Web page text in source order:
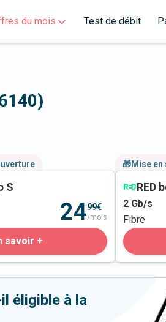
du mois Test de débit
S
2499€
/mois
savoir +
🎁Mise
RED
2 Gb/s
Fibre
éligible à la